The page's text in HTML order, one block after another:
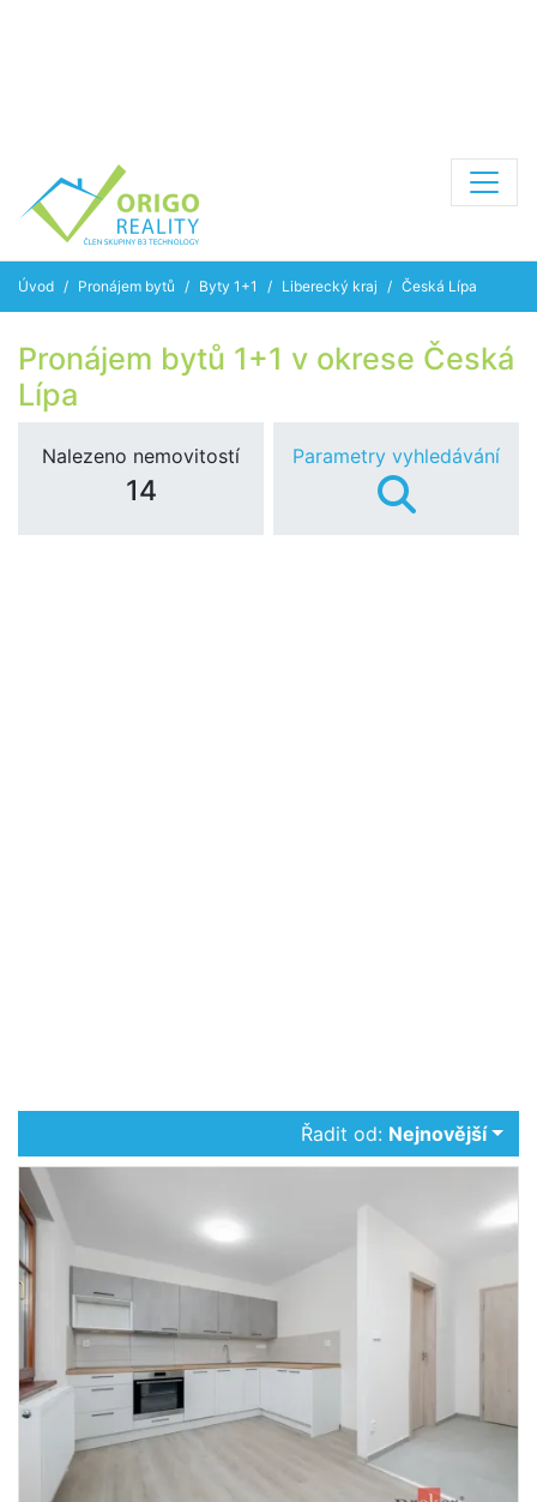
Úvod Pronájem bytů Byty 1+1 Liberecký kraj Česká Lípa
Pronájem bytů 1+1 v okrese Česká
Lípa
Nalezeno nemovitostí
14
Parametry vyhledávání
Řadit od: Nejnovější